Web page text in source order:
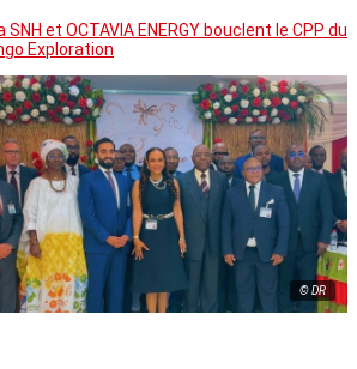
SNH et OCTAVIA ENERGY bouclent le CPP du
Exploration
© DR